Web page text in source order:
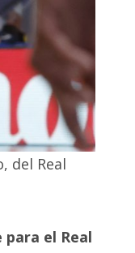
del Real
para el Real